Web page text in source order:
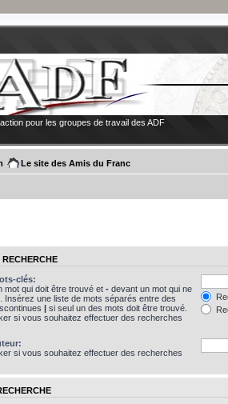
pour les groupes de travail des ADF
Le site des Amis du Franc
clés:
mot qui doit être trouvé et - devant un mot qui ne
Insérez une liste de mots séparés entre des
| si seul un des mots doit être trouvé.
si vous souhaitez effectuer des recherches
si vous souhaitez effectuer des recherches